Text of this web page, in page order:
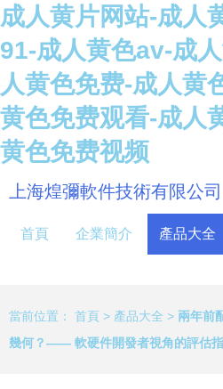
成人黄片网站-成人
91-成人黄色av-成
人黄色免费-成人黄
黄色免费观看-成人
黄色免费视频
上海煌彌軟件技術有限公司
首頁 企業簡介 產品大全
當前位置： 首頁 > 產品大全 > 兩年前
幾何？—— 軟硬件開發者視角的評估